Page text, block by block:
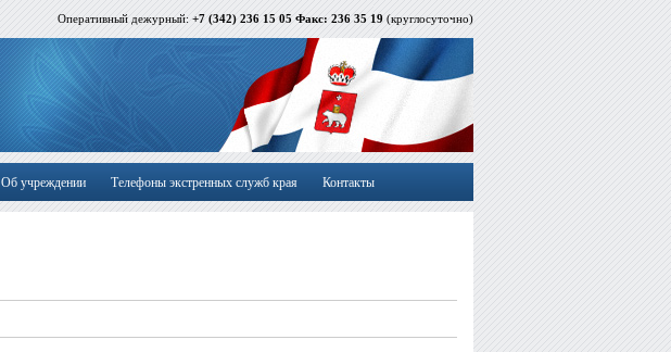
Оперативный дежурный: +7 (342) 236 15 05 Факс: 236 35 19 (круглосуточно)
Об учреждении Телефоны экстренных служб края Контакты